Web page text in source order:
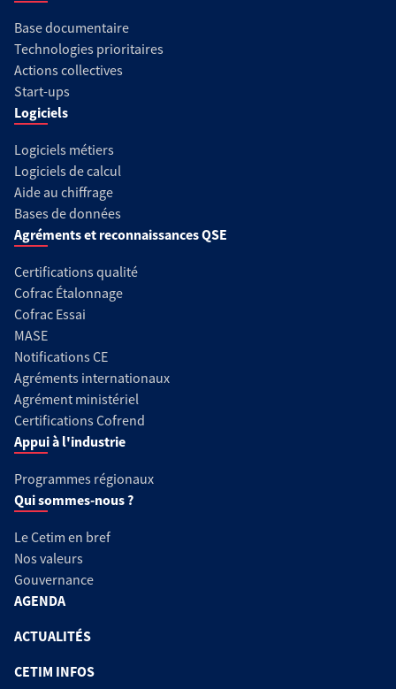
Base documentaire
Technologies prioritaires
Actions collectives
Start-ups
Logiciels
Logiciels métiers
Logiciels de calcul
Aide au chiffrage
Bases de données
Agréments et reconnaissances QSE
Certifications qualité
Cofrac Étalonnage
Cofrac Essai
MASE
Notifications CE
Agréments internationaux
Agrément ministériel
Certifications Cofrend
Appui à l'industrie
Programmes régionaux
Qui sommes-nous ?
Le Cetim en bref
Nos valeurs
Gouvernance
AGENDA
ACTUALITÉS
CETIM INFOS